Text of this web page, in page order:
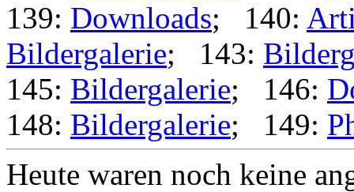
139: Downloads; 140:
Bildergalerie; 143:
145: Bildergalerie; 146:
148: Bildergalerie; 149:
Heute waren noch keine